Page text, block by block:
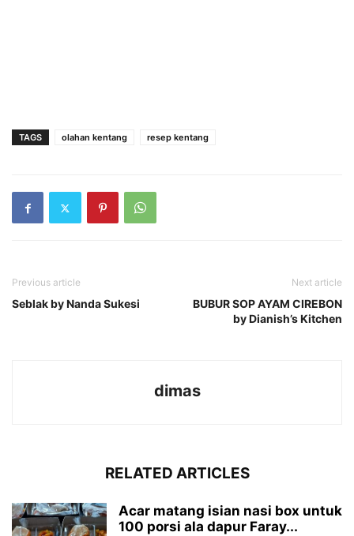
TAGS olahan kentang resep kentang
Previous article
Seblak by Nanda Sukesi
Next article
BUBUR SOP AYAM CIREBON
by Dianish’s Kitchen
dimas
RELATED ARTICLES
Acar matang isian nasi box untuk
100 porsi ala dapur Faray...